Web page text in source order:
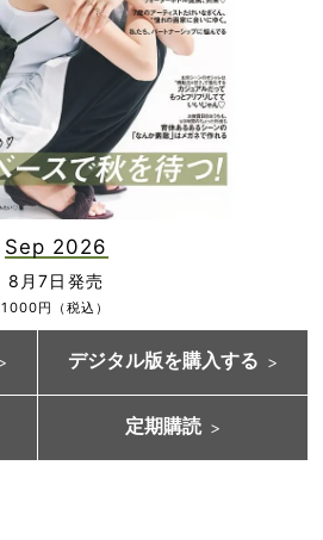
Sep 2026
8月7日発売
1000円（税込）
デジタル版を購入する
定期購読